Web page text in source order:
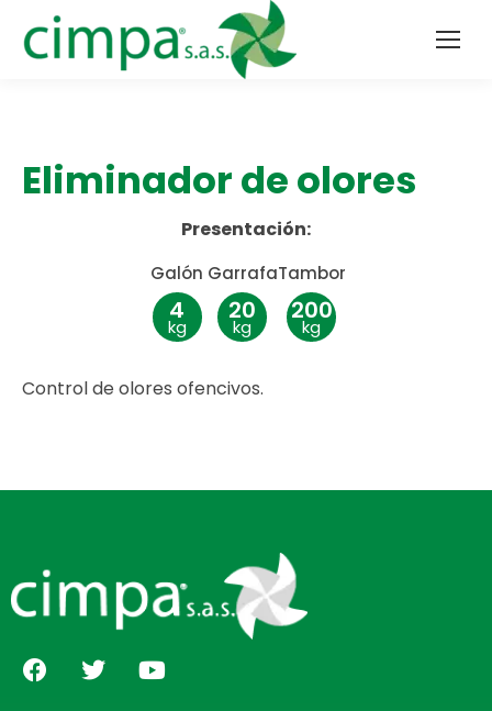
Eliminador de olores
Presentación:
Galón
4
kg
Garrafa
20
kg
Tambor
200
kg
Control de olores ofencivos.